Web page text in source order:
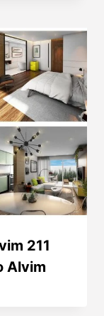
211
Alvim